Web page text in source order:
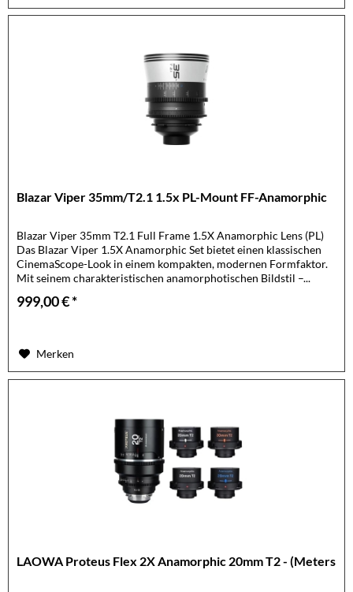
Blazar Viper 35mm/T2.1 1.5x PL-Mount FF-Anamorphic
Blazar Viper 35mm T2.1 Full Frame 1.5X Anamorphic Lens (PL)
Das Blazar Viper 1.5X Anamorphic Set bietet einen klassischen
CinemaScope-Look in einem kompakten, modernen Formfaktor.
Mit seinem charakteristischen anamorphotischen Bildstil –...
999,00 € *
Merken
LAOWA Proteus Flex 2X Anamorphic 20mm T2 - (Meters